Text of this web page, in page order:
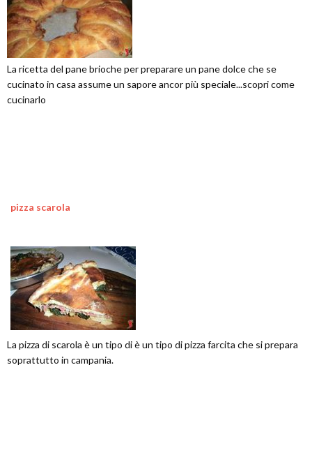
La ricetta del pane brioche per preparare un pane dolce che se
cucinato in casa assume un sapore ancor più speciale...scopri come
cucinarlo
pizza scarola
La pizza di scarola è un tipo di è un tipo di pizza farcita che si prepara
soprattutto in campania.